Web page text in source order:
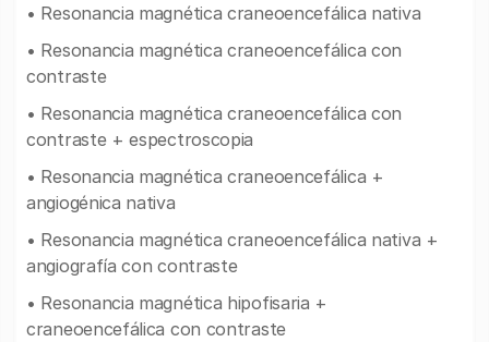
• Resonancia magnética craneoencefálica nativa
• Resonancia magnética craneoencefálica con
contraste
• Resonancia magnética craneoencefálica con
contraste + espectroscopia
• Resonancia magnética craneoencefálica +
angiogénica nativa
• Resonancia magnética craneoencefálica nativa +
angiografía con contraste
• Resonancia magnética hipofisaria +
craneoencefálica con contraste